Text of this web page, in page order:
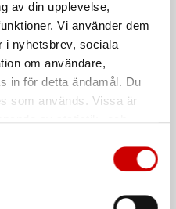
av din upplevelse,
Vi använder dem
i nyhetsbrev, sociala
om användare,
in för detta ändamål. Du
som används. Vissa är
Genom
sådana överföringar. Läs
Kampanj